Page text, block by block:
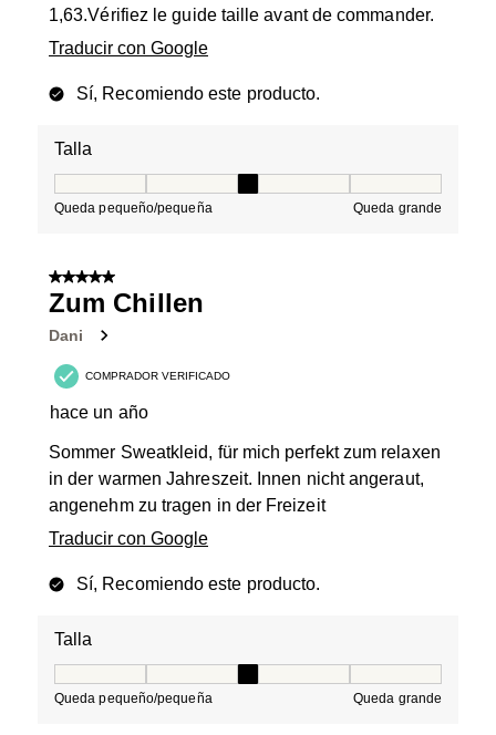
1,63.Vérifiez le guide taille avant de commander.
Traducir con Google
Sí, Recomiendo este producto.
Talla
Queda pequeño/pequeña Queda grande
5 de 5 estrellas.
Zum Chillen
Dani
COMPRADOR VERIFICADO
hace un año
Sommer Sweatkleid, für mich perfekt zum relaxen
in der warmen Jahreszeit. Innen nicht angeraut,
angenehm zu tragen in der Freizeit
Traducir con Google
Sí, Recomiendo este producto.
Talla
Queda pequeño/pequeña Queda grande